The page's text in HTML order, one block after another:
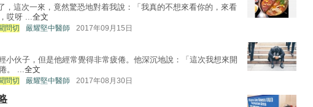
，這次一來，竟然驚恐地對着我說：「我真的不想來看你的，來看
哎呀 ...全文
問切 嚴耀堅中醫師 2017年09月15日
小伙子，但是他經常覺得非常疲倦。他深沉地說：「這次我想來開
。 ...全文
問切 嚴耀堅中醫師 2017年08月30日